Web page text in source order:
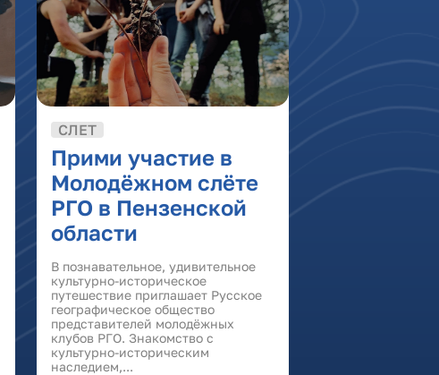
СЛЕТ
Прими участие в
Молодёжном слёте
РГО в Пензенской
области
В познавательное, удивительное
культурно-историческое
путешествие приглашает Русское
географическое общество
представителей молодёжных
клубов РГО. Знакомство с
культурно-историческим
наследием,...